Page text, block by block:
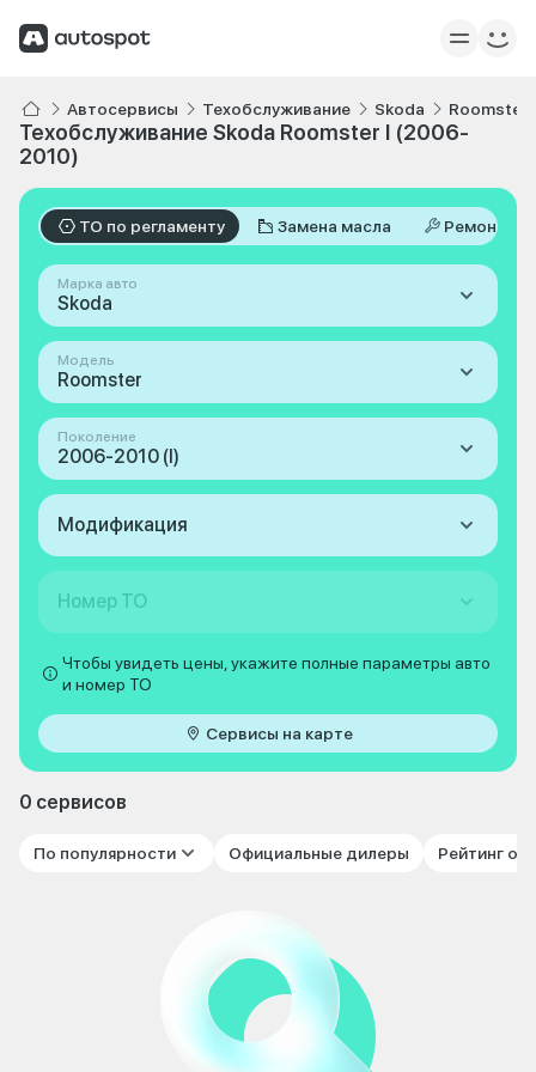
Автосервисы Техобслуживание Skoda Roomster
Техобслуживание Skoda Roomster I (2006-
2010)
ТО по регламенту Замена масла Ремонт
Марка авто
Skoda
Модель
Roomster
Поколение
2006-2010 (I)
Модификация
Номер ТО
Чтобы увидеть цены, укажите полные параметры авто
и номер ТО
Сервисы на карте
0 сервисов
По популярности Официальные дилеры Рейтинг